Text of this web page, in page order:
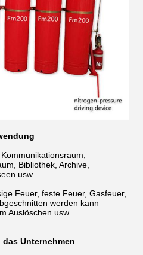
Bibliothek, Archive,
usw.
Feuer, feste Feuer, Gasfeuer,
werden kann
Auslöschen usw.
Unternehmen